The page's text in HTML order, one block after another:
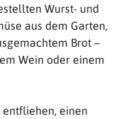
Wurst- und
aus dem Garten,
Brot –
Wein oder einem
einen